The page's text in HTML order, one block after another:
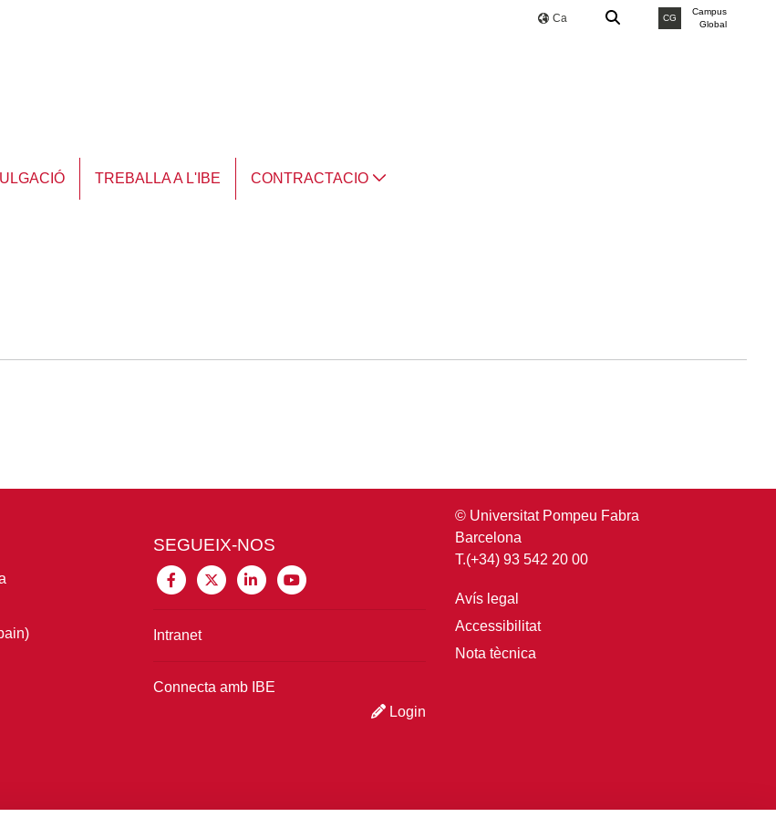
Ca CG
Campus
Global
TREBALLA A L'IBE CONTRACTACIO
SEGUEIX-NOS
Intranet
Connecta amb IBE
Login
© Universitat Pompeu Fabra
Barcelona
T.(+34) 93 542 20 00
Avís legal
Accessibilitat
Nota tècnica